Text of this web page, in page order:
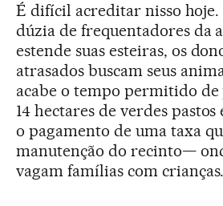
É difícil acreditar nisso hoje.
dúzia de frequentadores da
estende suas esteiras, os
atrasados buscam seus
acabe o tempo permitido de
14 hectares de verdes
o pagamento de uma taxa
manutenção do recinto—
vagam famílias com crianças.